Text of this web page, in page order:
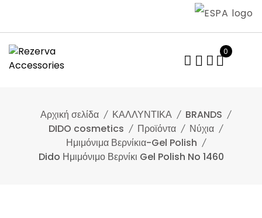
content
0
Αρχική σελίδα ΚΑΛΛΥΝΤΙΚΑ
BRANDS
DIDO cosmetics
Προϊόντα
Νύχια
Ημιμόνιμα Βερνίκια-Gel Polish
Dido Ημιμόνιμο Βερνίκι Gel Polish No 1460